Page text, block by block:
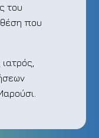
του
θέση που